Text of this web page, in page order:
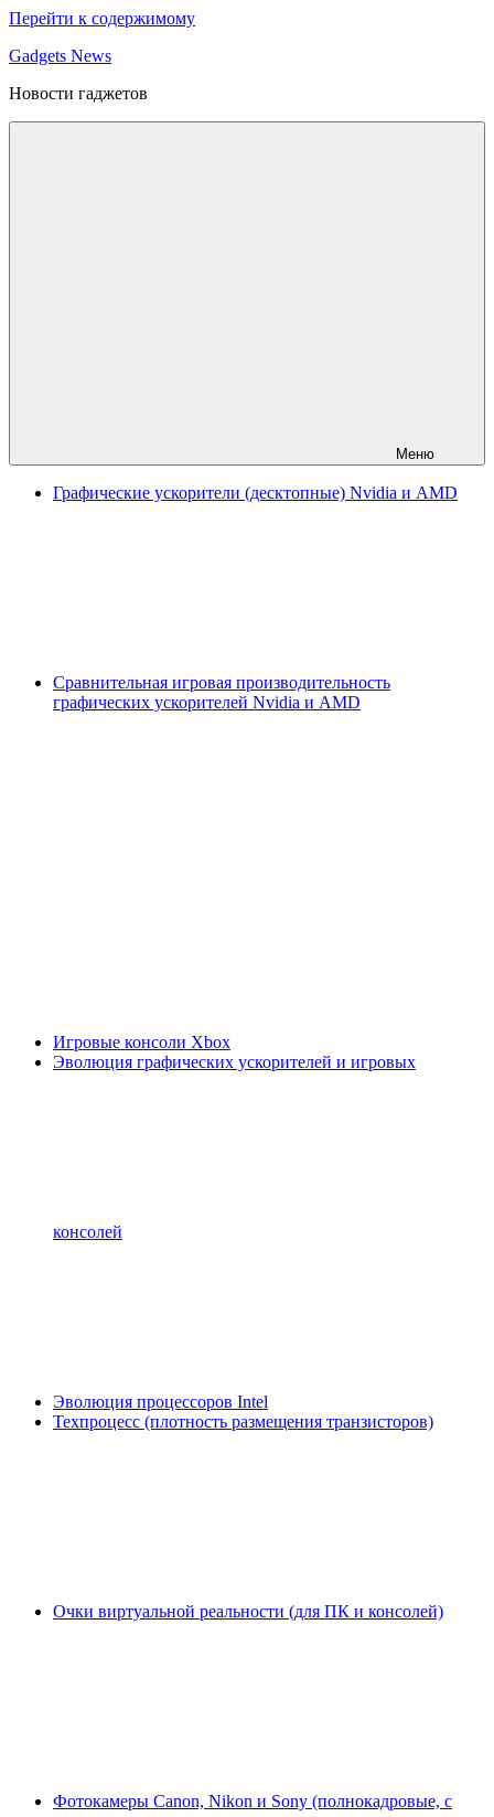
Перейти к содержимому
Gadgets News
Новости гаджетов
Меню
Графические ускорители (десктопные) Nvidia и AMD
Сравнительная игровая производительность
графических ускорителей Nvidia и AMD
Игровые консоли Xbox
Эволюция графических ускорителей и игровых
консолей
Эволюция процессоров Intel
Техпроцесс (плотность размещения транзисторов)
Очки виртуальной реальности (для ПК и консолей)
Фотокамеры Canon, Nikon и Sony (полнокадровые, с